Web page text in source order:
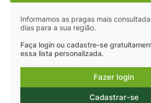
Informamos as pragas mais
dias para a sua região.
Faça login ou cadastre-se
essa lista personalizada.
Fazer login
Cadastrar-se